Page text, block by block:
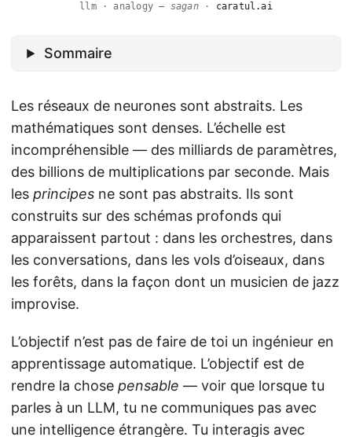
llm · analogy — sagan· caratul.ai
Sommaire
Les réseaux de neurones sont abstraits. Les
mathématiques sont denses. L’échelle est
incompréhensible — des milliards de paramètres,
des billions de multiplications par seconde. Mais
les principes ne sont pas abstraits. Ils sont
construits sur des schémas profonds qui
apparaissent partout : dans les orchestres, dans
les conversations, dans les vols d’oiseaux, dans
les forêts, dans la façon dont un musicien de jazz
improvise.
L’objectif n’est pas de faire de toi un ingénieur en
apprentissage automatique. L’objectif est de
rendre la chose pensable — voir que lorsque tu
parles à un LLM, tu ne communiques pas avec
une intelligence étrangère. Tu interagis avec